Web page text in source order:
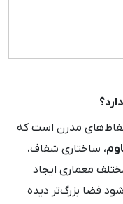
مدرن است که
، ساختاری شفاف،
معماری ایجاد
فضا بزرگ‌تر دیده